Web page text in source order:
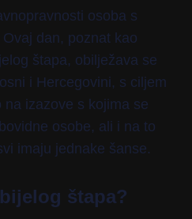
osoba s
dan, poznat kao
štapa, obilježava se
i Hercegovini, s ciljem
na izazove s kojima se
osobe, ali i na to
imaju jednake šanse.
štapa?